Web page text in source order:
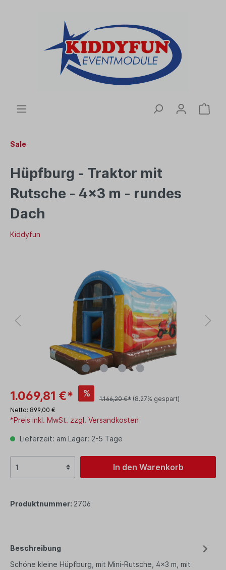
Sale
Hüpfburg - Traktor mit
Rutsche - 4x3 m - rundes
Dach
Kiddyfun
1.069,81 €* %
1.166,20 €* (8.27% gespart)
Netto: 899,00 €
*Preis inkl. MwSt. zzgl. Versandkosten
Lieferzeit: am Lager: 2-5 Tage
In den Warenkorb
Produktnummer: 2706
Beschreibung
Schöne kleine Hüpfburg, mit Mini-Rutsche, 4x3 m, mit